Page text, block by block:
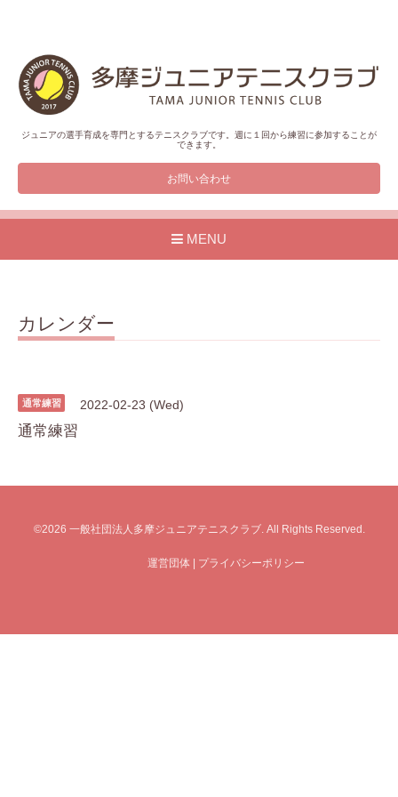
ジュニアの選手育成を専門とするテニスクラブです。週に１回から練習に参加することが
できます。
お問い合わせ
MENU
カレンダー
通常練習 2022-02-23 (Wed)
通常練習
©2026 一般社団法人多摩ジュニアテニスクラブ. All Rights Reserved.
運営団体 | プライバシーポリシー